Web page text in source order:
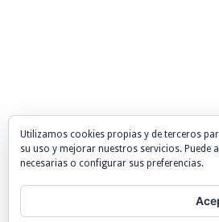
Utilizamos cookies propias y de terceros
su uso y mejorar nuestros servicios. Puede
necesarias o configurar sus preferencias.